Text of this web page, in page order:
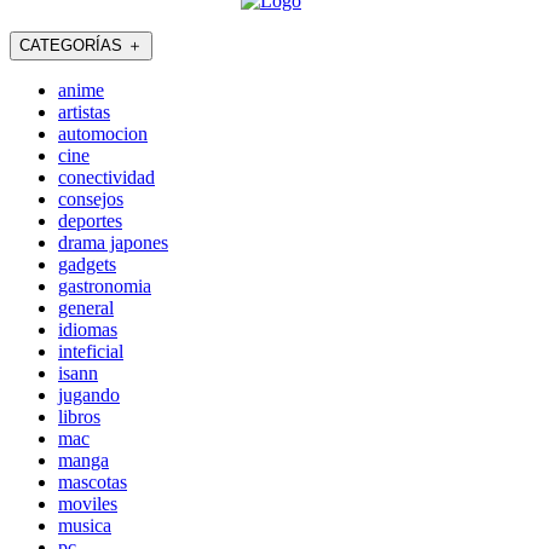
CATEGORÍAS ＋
anime
artistas
automocion
cine
conectividad
consejos
deportes
drama japones
gadgets
gastronomia
general
idiomas
inteficial
isann
jugando
libros
mac
manga
mascotas
moviles
musica